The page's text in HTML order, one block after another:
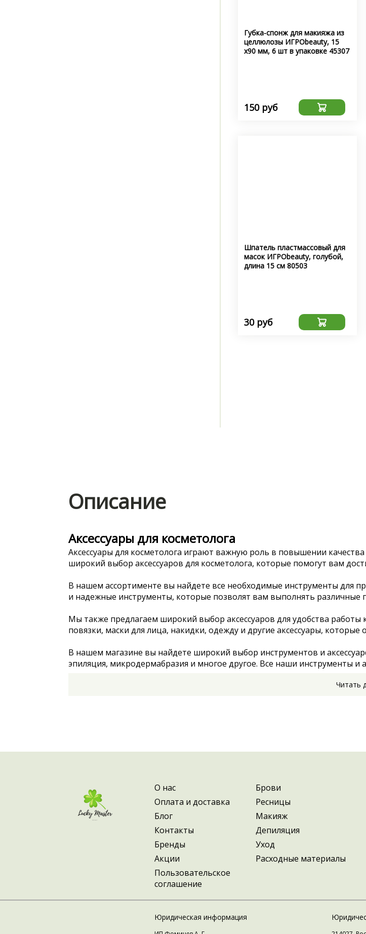
Губка-спонж для макияжа из
целлюлозы ИГРОbeauty, 15
х90 мм, 6 шт в упаковке 45307
150 руб
Шпатель пластмассовый для
масок ИГРОbeauty, голубой,
длина 15 см 80503
30 руб
Описание
Аксессуары для косметолога
Аксессуары для косметолога играют важную роль в повышении
широкий выбор аксессуаров для косметолога, которые помогут вам
В нашем ассортименте вы найдете все необходимые инструменты для
и надежные инструменты, которые позволят вам выполнять различные
Мы также предлагаем широкий выбор аксессуаров для удобства
повязки, маски для лица, накидки, одежду и другие аксессуары,
В нашем магазине вы найдете широкий выбор инструментов и
эпиляция, микродермабразия и многое другое. Все наши инструменты и
в своей работе и обеспечат комфорт и безопасность для ваших клиентов.
Читать
О нас
Оплата и доставка
Блог
Контакты
Бренды
Акции
Пользовательское
соглашение
Брови
Ресницы
Макияж
Депиляция
Уход
Расходные материалы
Юридическая информация